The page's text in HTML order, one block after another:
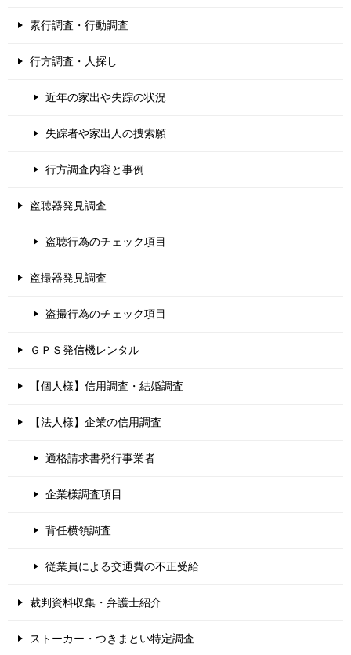
素行調査・行動調査
行方調査・人探し
近年の家出や失踪の状況
失踪者や家出人の捜索願
行方調査内容と事例
盗聴器発見調査
盗聴行為のチェック項目
盗撮器発見調査
盗撮行為のチェック項目
ＧＰＳ発信機レンタル
【個人様】信用調査・結婚調査
【法人様】企業の信用調査
適格請求書発行事業者
企業様調査項目
背任横領調査
従業員による交通費の不正受給
裁判資料収集・弁護士紹介
ストーカー・つきまとい特定調査